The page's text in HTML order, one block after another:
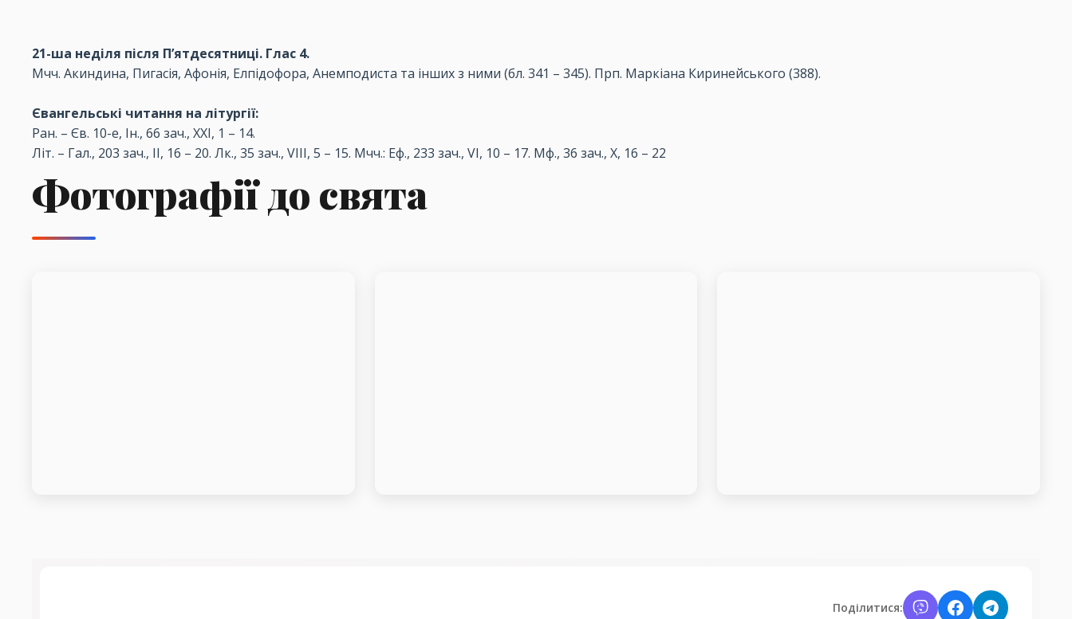
21-ша неділя після П’ятдесятниці. Глас 4.
Мчч. Акиндина, Пигасія, Афонія, Елпідофора, Анемподиста та іншихз ними (бл. 341 – 345). Прп. Маркіана Киринейського (388).
Євангельські читання на літургії:
Ран. – Єв. 10-е, Ін., 66 зач., XXI, 1 – 14.
Літ. – Гал., 203 зач., II, 16 – 20. Лк., 35 зач., VIII, 5 – 15. Мчч.: Еф., 233 зач., VI, 10 – 17. Мф., 36 зач., X, 16 – 22
Фотографії до свята
Поділитися: